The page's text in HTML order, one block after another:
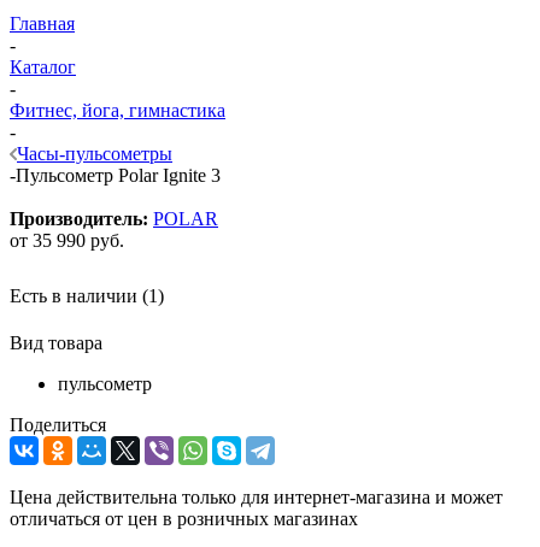
Главная
-
Каталог
-
Фитнес, йога, гимнастика
-
Часы-пульсометры
-Пульсометр Polar Ignite 3
Производитель: POLAR
от 35 990 руб.
Есть в наличии (1)
Вид товара
пульсометр
Поделиться
Цена действительна только для интернет-магазина и может
отличаться от цен в розничных магазинах